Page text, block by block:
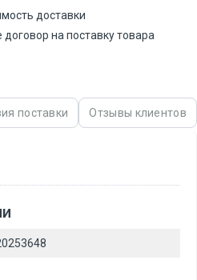
доставки
на поставку товара
поставки Отзывы клиентов